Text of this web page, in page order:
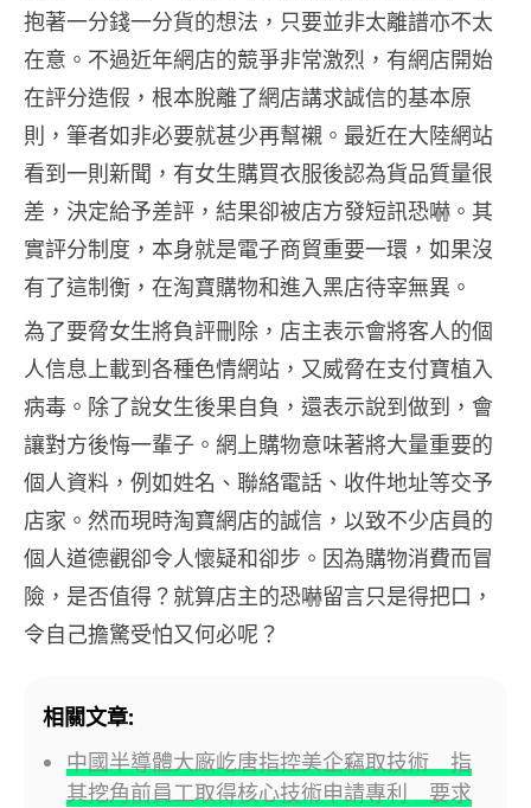
抱著一分錢一分貨的想法，只要並非太離譜亦不太
在意。不過近年網店的競爭非常激烈，有網店開始
在評分造假，根本脫離了網店講求誠信的基本原
則，筆者如非必要就甚少再幫襯。最近在大陸網站
看到一則新聞，有女生購買衣服後認為貨品質量很
差，決定給予差評，結果卻被店方發短訊恐嚇。其
實評分制度，本身就是電子商貿重要一環，如果沒
有了這制衡，在淘寶購物和進入黑店待宰無異。
為了要脅女生將負評刪除，店主表示會將客人的個
人信息上載到各種色情網站，又威脅在支付寶植入
病毒。除了說女生後果自負，還表示說到做到，會
讓對方後悔一輩子。網上購物意味著將大量重要的
個人資料，例如姓名、聯絡電話、收件地址等交予
店家。然而現時淘寶網店的誠信，以致不少店員的
個人道德觀卻令人懷疑和卻步。因為購物消費而冒
險，是否值得？就算店主的恐嚇留言只是得把口，
令自己擔驚受怕又何必呢？
相關文章:
中國半導體大廠屹唐指控美企竊取技術 指
其挖角前員工取得核心技術申請專利 要求